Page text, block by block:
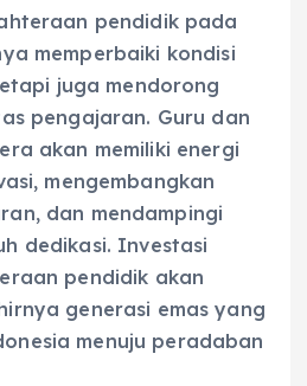
pendidik pada
memperbaiki kondisi
juga mendorong
pengajaran. Guru dan
akan memiliki energi
mengembangkan
dan mendampingi
dedikasi. Investasi
pendidik akan
generasi emas yang
menuju peradaban